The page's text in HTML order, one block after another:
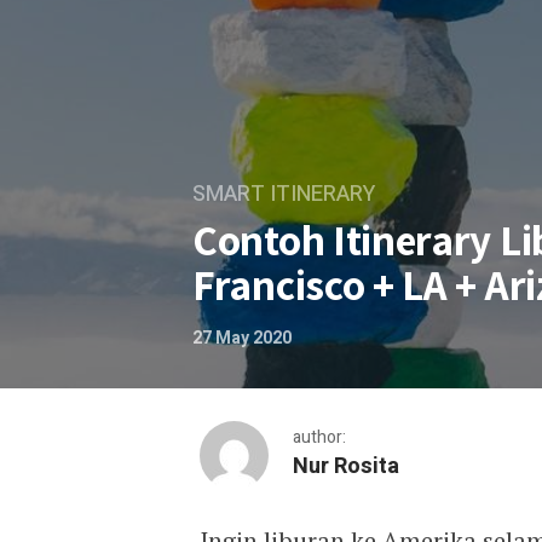
SMART ITINERARY
Contoh Itinerary
Francisco + LA +
27 May 2020
author:
Nur Rosita